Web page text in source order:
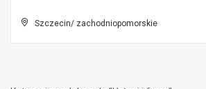
Szczecin/ zachodniopomorskie